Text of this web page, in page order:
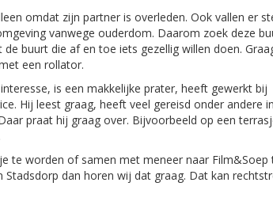
omdat zijn partner is overleden. Ook vallen er
vanwege ouderdom. Daarom zoek deze
buurt die af en toe iets gezellig willen doen.
een rollator.
is een makkelijke prater, heeft gewerkt bij
Hij leest graag, heeft veel gereisd onder andere in
praat hij graag over. Bijvoorbeeld op een
te worden of samen met meneer naar Film&Soep
dan horen wij dat graag. Dat kan